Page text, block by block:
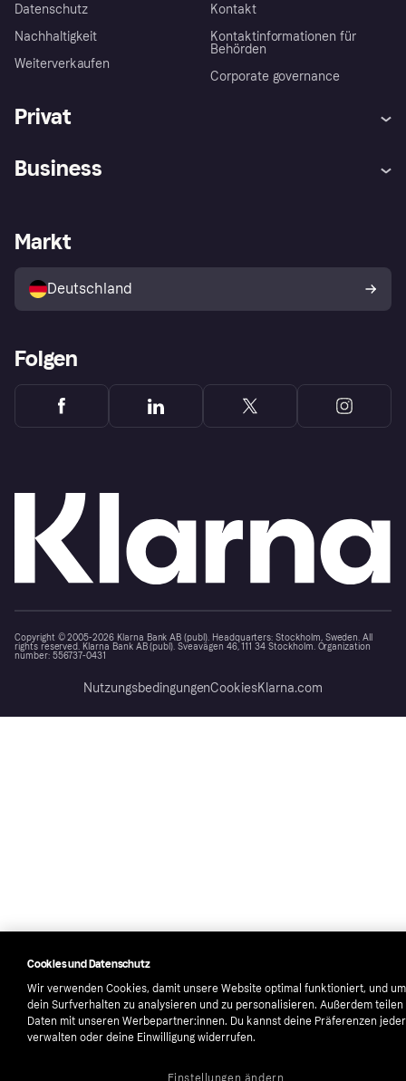
Datenschutz
Nachhaltigkeit
Weiterverkaufen
Kontakt
Kontaktinformationen für
Behörden
Corporate governance
Privat
Klarna App
Shops entdecken
Käuferschutzrichtlinie
Dein Widerrufsrecht
Business
Händlerportal
Markt
Deutschland
Folgen
Copyright © 2005-2026 Klarna Bank AB (publ). Headquarters: Stockholm, Sweden. All
rights reserved. Klarna Bank AB (publ). Sveavägen 46, 111 34 Stockholm. Organization
number: 556737-0431
NutzungsbedingungenCookiesKlarna.com
Cookies und Datenschutz
Wir verwenden Cookies, damit unsere Website optimal funktioniert, und um
dein Surfverhalten zu analysieren und zu personalisieren. Außerdem teilen
Daten mit unseren Werbepartner:innen. Du kannst deine Präferenzen
verwalten oder deine Einwilligung widerrufen.
Einstellungen ändern